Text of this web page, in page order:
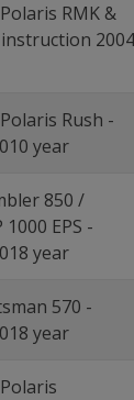
RMK &
2004
Rush -
year
850 /
EPS -
year
570 -
year